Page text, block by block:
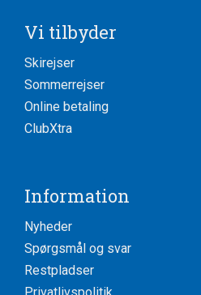
Vi tilbyder
Skirejser
Sommerrejser
Online betaling
ClubXtra
Information
Nyheder
Spørgsmål og svar
Restpladser